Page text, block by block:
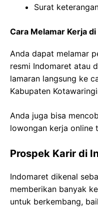
Surat
Cara Melamar Kerja
Anda dapat melamar
resmi Indomaret atau
lamaran langsung ke
Kabupaten
Anda juga bisa
lowongan kerja online
Prospek Karir di
Indomaret dikenal
memberikan banyak
untuk berkembang,